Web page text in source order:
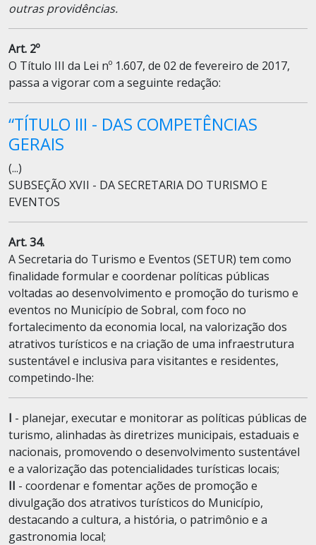
outras providências.
Art. 2º
O Título III da Lei nº 1.607, de 02 de fevereiro de 2017,
passa a vigorar com a seguinte redação:
“TÍTULO III - DAS COMPETÊNCIAS
GERAIS
(...)
SUBSEÇÃO XVII - DA SECRETARIA DO TURISMO E
EVENTOS
Art. 34.
A Secretaria do Turismo e Eventos (SETUR) tem como
finalidade formular e coordenar políticas públicas
voltadas ao desenvolvimento e promoção do turismo e
eventos no Município de Sobral, com foco no
fortalecimento da economia local, na valorização dos
atrativos turísticos e na criação de uma infraestrutura
sustentável e inclusiva para visitantes e residentes,
competindo-lhe:
I - planejar, executar e monitorar as políticas públicas de
turismo, alinhadas às diretrizes municipais, estaduais e
nacionais, promovendo o desenvolvimento sustentável
e a valorização das potencialidades turísticas locais;
II - coordenar e fomentar ações de promoção e
divulgação dos atrativos turísticos do Município,
destacando a cultura, a história, o patrimônio e a
gastronomia local;